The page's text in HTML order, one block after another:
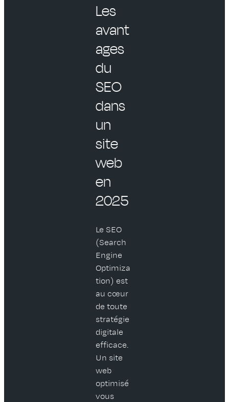
Les
avant
ages
du
SEO
dans
un
site
web
en
2025
Le SEO
(Search
Engine
Optimiza
tion) est
au cœur
de toute
stratégie
digitale
efficace.
Un site
web
optimisé
vous